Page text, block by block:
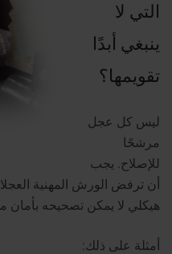
التي لا
ينبغي أبدًا
تقويمها؟
ليس كل عجل
مرشحًا
للإصلاح. يجب
أن ترفض الورش المهنية
هيكلي لا يمكن تصحيحه بأمان
أمثلة على ذلك: